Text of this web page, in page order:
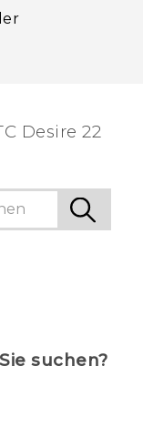
Desire 22
suchen?